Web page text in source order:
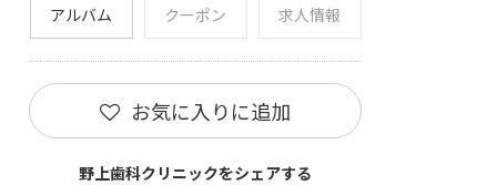
アルバム クーポン 求人情報
お気に入りに追加
野上歯科クリニックをシェアする